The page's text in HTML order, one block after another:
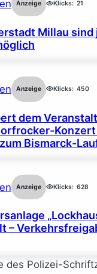
Anzeige Klicks: 21
Millau
Anzeige Klicks: 450
dem
Konzert
Bismarck-
Anzeige Klicks: 628
–